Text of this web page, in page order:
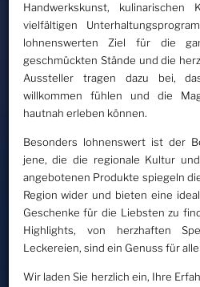
Handwerkskunst, kulinarischen
vielfältigen
lohnenswerten Ziel für die
geschmückten Stände und die
Aussteller tragen dazu bei,
willkommen fühlen und die
hautnah erleben können.
Besonders lohnenswert ist der
jene, die die regionale Kultur
angebotenen Produkte spiegeln
Region wider und bieten eine
Geschenke für die Liebsten zu
Highlights, von herzhaften
Leckereien, sind ein Genuss für alle
Wir laden Sie herzlich ein, Ihre